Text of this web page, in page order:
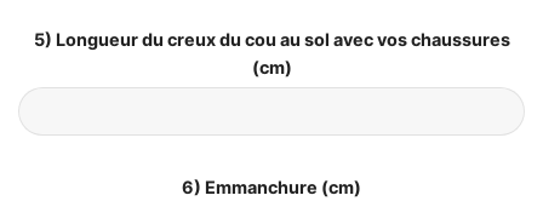
5) Longueur du creux du cou au sol avec vos chaussures
(cm)
6) Emmanchure (cm)